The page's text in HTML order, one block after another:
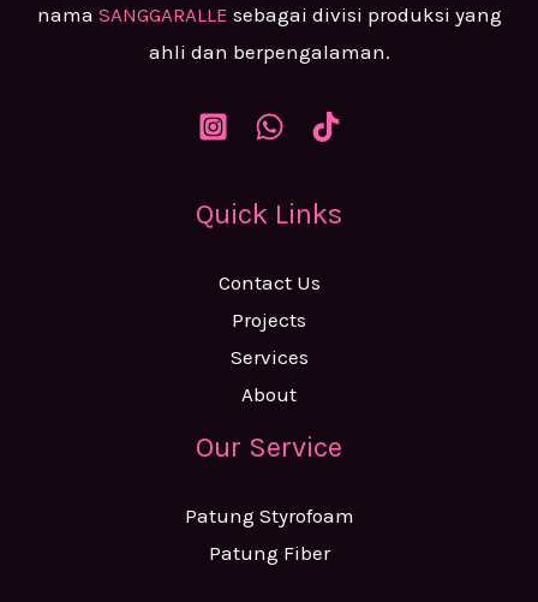
nama SANGGARALLE sebagai divisi produksi yang
ahli dan berpengalaman.
Quick Links
Contact Us
Projects
Services
About
Our Service
Patung Styrofoam
Patung Fiber